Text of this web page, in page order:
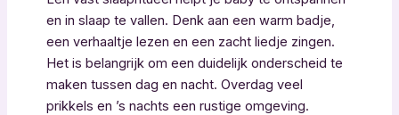
en in slaap te vallen. Denk aan een warm badje,
een verhaaltje lezen en een zacht liedje zingen.
Het is belangrijk om een duidelijk onderscheid te
maken tussen dag en nacht. Overdag veel
prikkels en ’s nachts een rustige omgeving.